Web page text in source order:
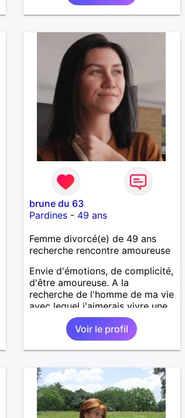
brune du 63
Pardines- 49 ans
Femme divorcé(e) de 49 ans
recherche rencontre amoureuse
Envie d'émotions, de complicité,
d'être amoureuse. A la
recherche de l'homme de ma vie
avec lequel j'aimerais vivre une
vraie histoire et partager le
quotidien. Il devra être sincère,
responsable, ambitieux,
entreprenant, fort de caractère
saura me chouchouter et me
mettre en valeur, me donner son
amour et attention. Merci de
m'avoir lu et à bientôt...
Voir le profil